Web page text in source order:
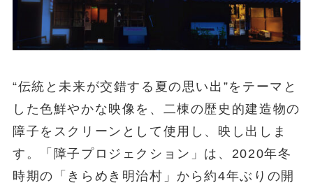
“伝統と未来が交錯する夏の思い出”をテーマと
した色鮮やかな映像を、二棟の歴史的建造物の
障子をスクリーンとして使用し、映し出しま
す。「障子プロジェクション」は、2020年冬
時期の「きらめき明治村」から約4年ぶりの開